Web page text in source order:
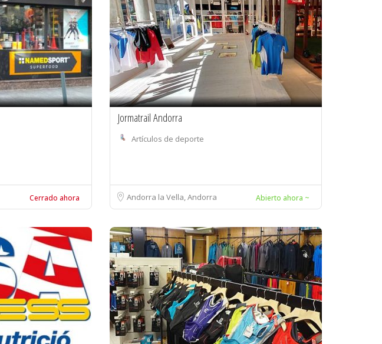
Cerrado ahora
Jormatrail Andorra
Artículos de deporte
Andorra la Vella, Andorra Abierto ahora ~